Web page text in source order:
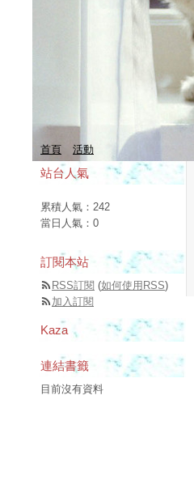
首頁 活動
站台人氣
累積人氣： 242
當日人氣： 0
訂閱本站
RSS訂閱 (如何使用RSS)
加入訂閱
Kaza
連結書籤
目前沒有資料